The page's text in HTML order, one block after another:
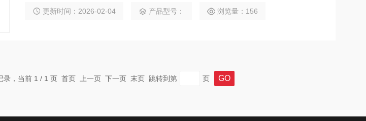
明/0°测量） 内置校准，无需人工干预，确保长期稳定运行 可用于湿膜非接触颜色检测，
更新时间：2026-02-04 产品型号： 浏览量：156
录，当前 1 / 1 页 首页 上一页 下一页 末页 跳转到第 页